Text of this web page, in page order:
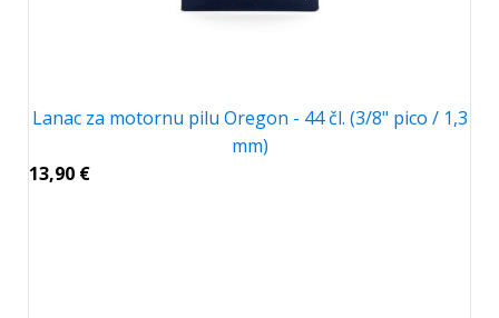
Lanac za motornu pilu Oregon - 44 čl. (3/8" pico / 1,3
mm)
13,90 €